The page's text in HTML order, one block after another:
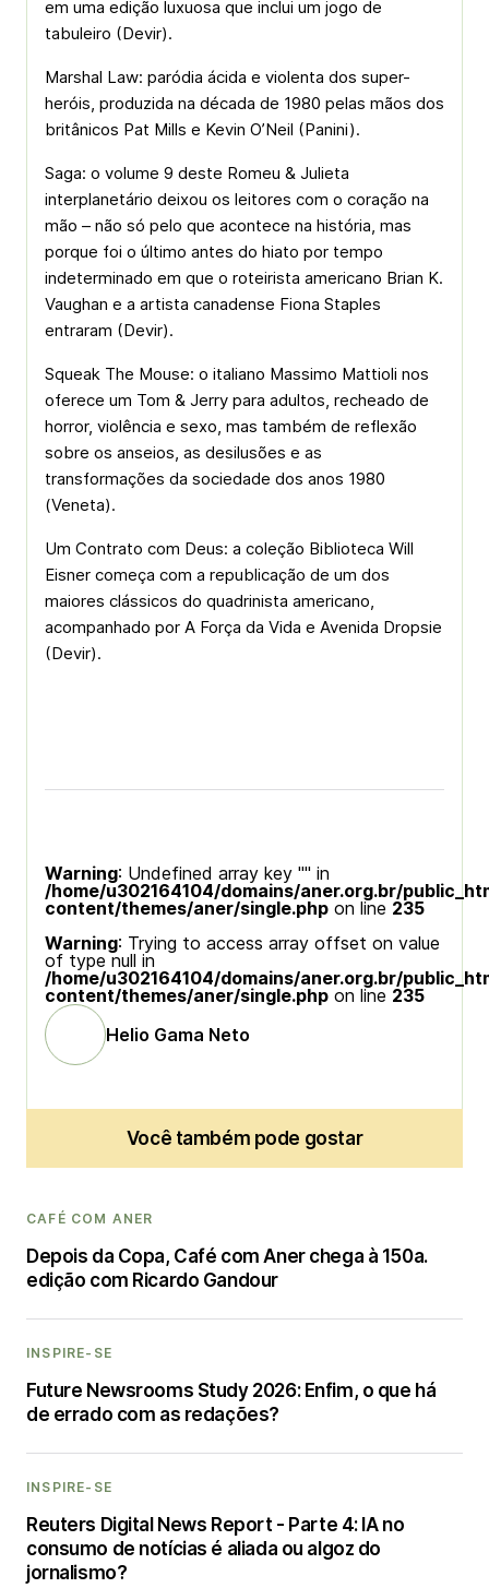
em uma edição luxuosa que inclui um jogo de
tabuleiro (Devir).
Marshal Law: paródia ácida e violenta dos super-
heróis, produzida na década de 1980 pelas mãos dos
britânicos Pat Mills e Kevin O’Neil (Panini).
Saga: o volume 9 deste Romeu & Julieta
interplanetário deixou os leitores com o coração na
mão – não só pelo que acontece na história, mas
porque foi o último antes do hiato por tempo
indeterminado em que o roteirista americano Brian K.
Vaughan e a artista canadense Fiona Staples
entraram (Devir).
Squeak The Mouse: o italiano Massimo Mattioli nos
oferece um Tom & Jerry para adultos, recheado de
horror, violência e sexo, mas também de reflexão
sobre os anseios, as desilusões e as
transformações da sociedade dos anos 1980
(Veneta).
Um Contrato com Deus: a coleção Biblioteca Will
Eisner começa com a republicação de um dos
maiores clássicos do quadrinista americano,
acompanhado por A Força da Vida e Avenida Dropsie
(Devir).
Warning: Undefined array key "" in
/home/u302164104/domains/aner.org.br/
content/themes/aner/single.php on line 235
Warning: Trying to access array offset on value
of type null in
/home/u302164104/domains/aner.org.br/
content/themes/aner/single.php on line 235
Helio Gama Neto
Você também pode gostar
CAFÉ COM ANER
Depois da Copa, Café com Aner chega à 150a.
edição com Ricardo Gandour
INSPIRE-SE
Future Newsrooms Study 2026: Enfim, o que há
de errado com as redações?
INSPIRE-SE
Reuters Digital News Report - Parte 4: IA no
consumo de notícias é aliada ou algoz do
jornalismo?